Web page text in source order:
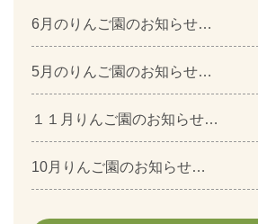
6月のりんご園のお知らせ…
5月のりんご園のお知らせ…
１１月りんご園のお知らせ…
10月りんご園のお知らせ…